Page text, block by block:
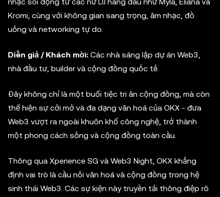
Kromi, cùng với không gian sang trọng, âm nhạc, đồ
uống và networking tự do.
Diễn giả / Khách mời: Các nhà sáng lập dự án Web3,
nhà đầu tư, builder và cộng đồng quốc tế.
Đây không chỉ là một buổi tiệc tri ân cộng đồng, mà còn
thể hiện sự cởi mở và đa dạng văn hoá của OKX - đưa
Web3 vượt ra ngoài khuôn khổ công nghệ, trở thành
một phong cách sống và cộng đồng toàn cầu.
Thông qua Xperience SG và Web3 Night, OKX khẳng
định vai trò là cầu nối văn hoá và cộng đồng trong hệ
sinh thái Web3. Các sự kiện này truyền tải thông điệp rõ